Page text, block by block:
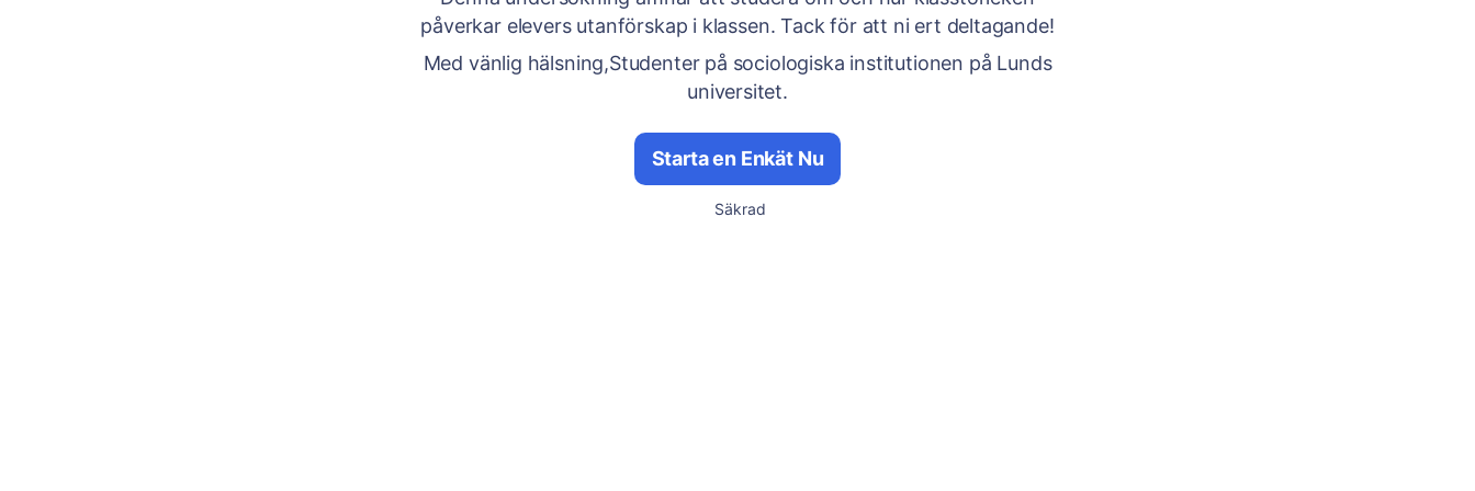
påverkar elevers utanförskap i klassen. Tack för att ni ert deltagande!
Med vänlig hälsning,Studenter på sociologiska institutionen på Lunds
universitet.
Starta en Enkät Nu
Säkrad